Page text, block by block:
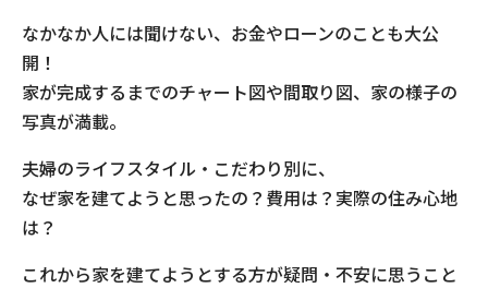
なかなか人には聞けない、お金やローンのことも大公
開！
家が完成するまでのチャート図や間取り図、家の様子の
写真が満載。
夫婦のライフスタイル・こだわり別に、
なぜ家を建てようと思ったの？費用は？実際の住み心地
は？
これから家を建てようとする方が疑問・不安に思うこと